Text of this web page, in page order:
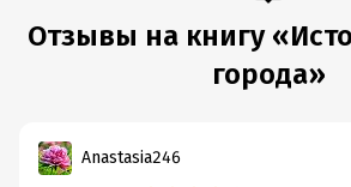
Отзывы на книгу
города»
Anastasia246